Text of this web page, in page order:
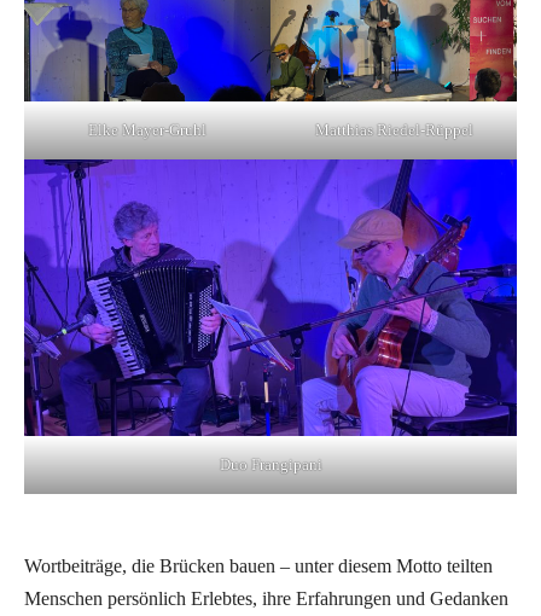
Elke Mayer-Gruhl Matthias Riedel-Rüppel
Duo Frangipani
Wortbeiträge, die Brücken bauen – unter diesem Motto teilten
Menschen persönlich Erlebtes, ihre Erfahrungen und Gedanken